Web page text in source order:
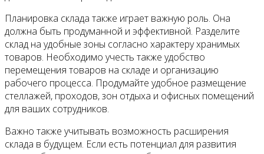
Планировка склада также играет важную роль. Она
должна быть продуманной и эффективной. Разделите
склад на удобные зоны согласно характеру хранимых
товаров. Необходимо учесть также удобство
перемещения товаров на складе и организацию
рабочего процесса. Продумайте удобное размещение
стеллажей, проходов, зон отдыха и офисных помещений
для ваших сотрудников.
Важно также учитывать возможность расширения
склада в будущем. Если есть потенциал для развития